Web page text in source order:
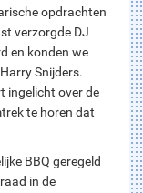
opdrachten
verzorgde DJ
en konden we
Snijders.
ingelicht over de
te horen dat
BBQ geregeld
in de